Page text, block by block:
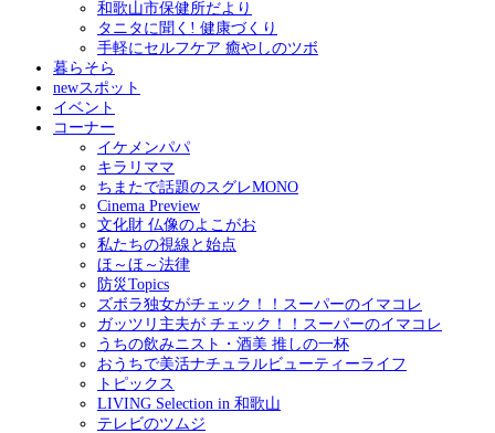
和歌山市保健所だより
タニタに聞く! 健康づくり
手軽にセルフケア 癒やしのツボ
暮らそら
newスポット
イベント
コーナー
イケメンパパ
キラリママ
ちまたで話題のスグレMONO
Cinema Preview
文化財 仏像のよこがお
私たちの視線と始点
ほ～ほ～法律
防災Topics
ズボラ独女がチェック！！スーパーのイマコレ
ガッツリ主夫が チェック！！スーパーのイマコレ
うちの飲みニスト・酒美 推しの一杯
おうちで美活ナチュラルビューティーライフ
トピックス
LIVING Selection in 和歌山
テレビのツムジ